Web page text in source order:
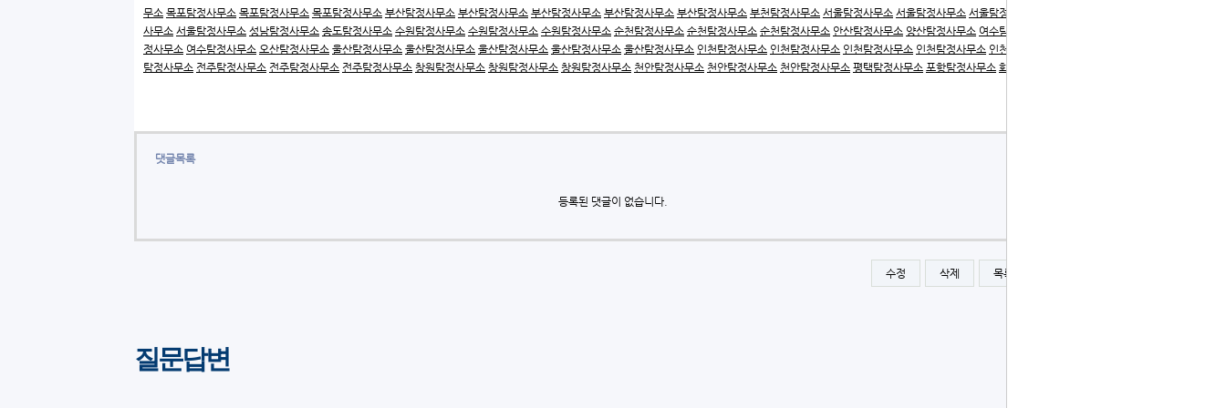
무소 목포탐정사무소 목포탐정사무소 목포탐정사무소 부산탐정사무소 부산탐정사무소 부산탐정사무소 부산탐정사무소 부산탐정사무소 부천탐정사무소 서울탐정사무소 서울탐정사무소 서울탐정사무소
사무소 서울탐정사무소 성남탐정사무소 송도탐정사무소 수원탐정사무소 수원탐정사무소 수원탐정사무소 순천탐정사무소 순천탐정사무소 순천탐정사무소 안산탐정사무소 양산탐정사무소 여수탐정사무소
정사무소 여수탐정사무소 오산탐정사무소 울산탐정사무소 울산탐정사무소 울산탐정사무소 울산탐정사무소 울산탐정사무소 인천탐정사무소 인천탐정사무소 인천탐정사무소 인천탐정사무소 인천탐정사무소
탐정사무소 전주탐정사무소 전주탐정사무소 전주탐정사무소 창원탐정사무소 창원탐정사무소 창원탐정사무소 천안탐정사무소 천안탐정사무소 천안탐정사무소 평택탐정사무소 포항탐정사무소 화성탐정사무소
댓글목록
등록된 댓글이 없습니다.
수정 삭제 목록
질문답변